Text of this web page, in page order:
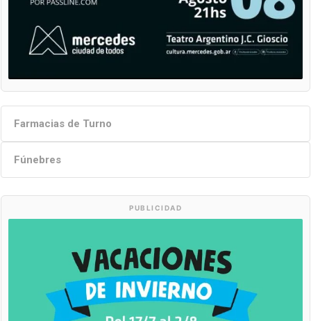
Farmacias de Turno
Fúnebres
PUBLICIDAD